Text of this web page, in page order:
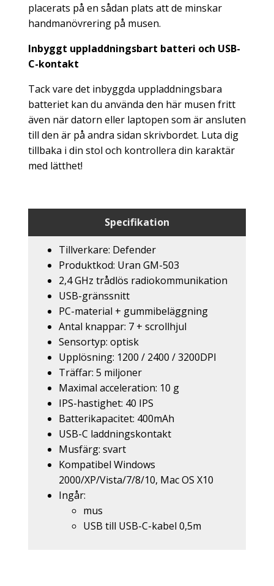
placerats på en sådan plats att de minskar
handmanövrering på musen.
Inbyggt uppladdningsbart batteri och USB-
C-kontakt
Tack vare det inbyggda uppladdningsbara
batteriet kan du använda den här musen fritt
även när datorn eller laptopen som är ansluten
till den är på andra sidan skrivbordet. Luta dig
tillbaka i din stol och kontrollera din karaktär
med lätthet!
Specifikation
Tillverkare: Defender
Produktkod: Uran GM-503
2,4 GHz trådlös radiokommunikation
USB-gränssnitt
PC-material + gummibeläggning
Antal knappar: 7 + scrollhjul
Sensortyp: optisk
Upplösning: 1200 / 2400 / 3200DPI
Träffar: 5 miljoner
Maximal acceleration: 10 g
IPS-hastighet: 40 IPS
Batterikapacitet: 400mAh
USB-C laddningskontakt
Musfärg: svart
Kompatibel Windows
2000/XP/Vista/7/8/10, Mac OS X10
Ingår:
mus
USB till USB-C-kabel 0,5m